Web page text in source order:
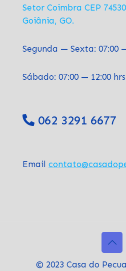
Setor Coimbra CEP
Goiânia, GO.
Segunda — Sexta: 07:00
Sábado: 07:00 — 12:00 hrs
062 3291 6677
Email
© 2023 Casa do